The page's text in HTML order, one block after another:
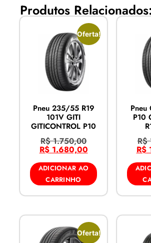
Produtos Relacionados:
Oferta!
Pneu 235/55 R19
101V GITI
GITICONTROL P10
R$1.750,00
R$1.680,00
ADICIONAR AO
CARRINHO
Pneu
P10
R$
R$
Oferta!